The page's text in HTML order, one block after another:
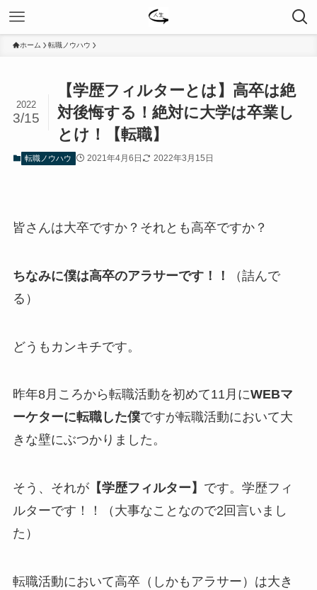
ホーム 転職ノウハウ
【学歴フィルターとは】高卒は絶
対後悔する！絶対に大学は卒業し
とけ！【転職】
2022
3/15
転職ノウハウ 2021年4月6日 2022年3月15日
皆さんは大卒ですか？それとも高卒ですか？
ちなみに僕は高卒のアラサーです！！
（詰んで
る）
どうもカンキチです。
昨年8月ころから転職活動を初めて11月にWEBマ
ーケターに転職した僕ですが転職活動において大
きな壁にぶつかりました。
そう、それが【学歴フィルター】 です。学歴フィ
ルターです！！（大事なことなので2回言いまし
た）
転職活動において高卒（しかもアラサー）は大き